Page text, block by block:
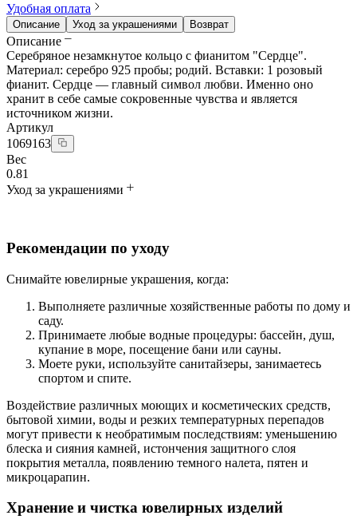
Удобная оплата
Описание Уход за украшениями Возврат
Описание
Серебряное незамкнутое кольцо с фианитом "Сердце".
Материал: серебро 925 пробы; родий. Вставки: 1 розовый
фианит. Сердце — главный символ любви. Именно оно
хранит в себе самые сокровенные чувства и является
источником жизни.
Артикул
1069163
Вес
0.81
Уход за украшениями
Рекомендации по уходу
Снимайте ювелирные украшения, когда:
Выполняете различные хозяйственные работы по дому и
саду.
Принимаете любые водные процедуры: бассейн, душ,
купание в море, посещение бани или сауны.
Моете руки, используйте санитайзеры, занимаетесь
спортом и спите.
Воздействие различных моющих и косметических средств,
бытовой химии, воды и резких температурных перепадов
могут привести к необратимым последствиям: уменьшению
блеска и сияния камней, истончения защитного слоя
покрытия металла, появлению темного налета, пятен и
микроцарапин.
Хранение и чистка ювелирных изделий